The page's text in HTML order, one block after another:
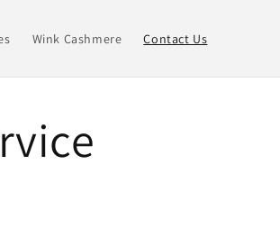
Wink Cashmere Contact Us